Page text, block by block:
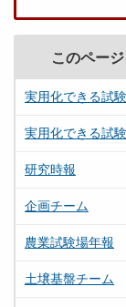
このペー
実用化できる試
実用化できる試
研究時報
企画チーム
農業試験場年報
土壌基盤チーム